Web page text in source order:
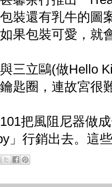
裝還有乳牛的圖
果包裝可愛，就
三立鷗(做Hello
匙圈，連故宮很
把風阻尼器做
」行銷出去。這